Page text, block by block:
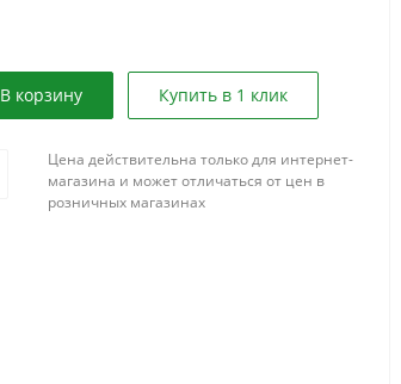
В корзину Купить в 1 клик
Цена действительна только для интернет-
магазина и может отличаться от цен в
розничных магазинах